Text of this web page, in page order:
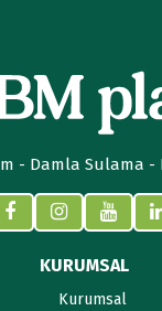
- Damla Sulama -
KURUMSAL
Kurumsal